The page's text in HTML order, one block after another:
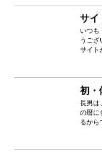
サイ
いつも
うござ
サイト
初・
長男は
の暦に
るから